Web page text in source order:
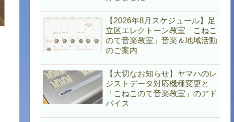
【2026年8月スケジュール】足
立区エレクトーン教室「こねこ
のて音楽教室」音楽＆地域活動
のご案内
【大切なお知らせ】ヤマハのレ
ジストデータ対応機種変更と
「こねこのて音楽教室」のアド
バイス